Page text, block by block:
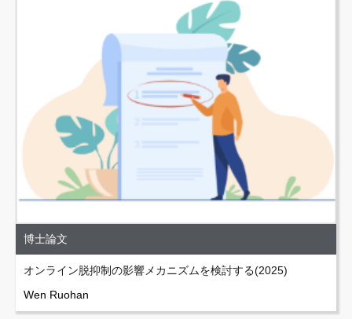
博士論文
オンライン脱抑制の影響メカニズムを検討する(2025)
Wen Ruohan